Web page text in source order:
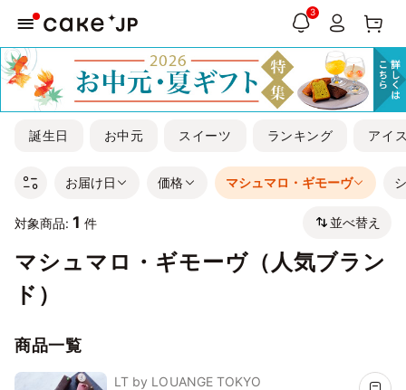
3
誕生日 お中元 スイーツ ランキング アイ
お届け日 価格 マシュマロ・ギモーヴ
対象商品: 1 件 並べ替え
マシュマロ・ギモーヴ（人気ブラン
ド）
商品一覧
LT by LOUANGE TOKYO